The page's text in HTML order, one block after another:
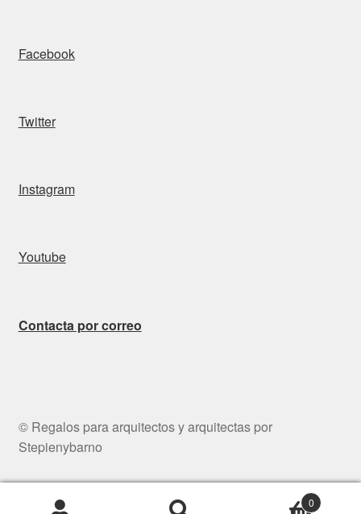
Facebook
Twitter
Instagram
Youtube
Contacta por correo
© Regalos para arquitectos y arquitectas por
Stepienybarno
0